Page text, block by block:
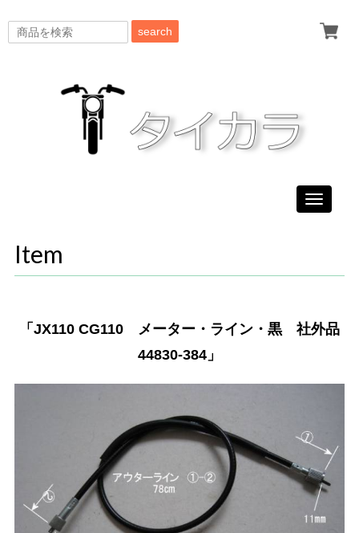
search
Toggle
Item
「JX110 CG110 メーター・ライン・黒 社外品
44830-384」